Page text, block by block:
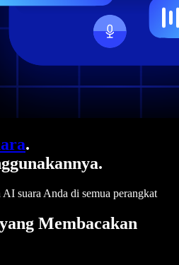
.
suara Anda di semua perangkat
Membacakan